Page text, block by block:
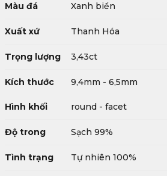
Màu đá Xanh biển
Xuất xứ Thanh Hóa
Trọng lượng 3,43ct
Kích thước 9,4mm - 6,5mm
Hình khối round - facet
Độ trong Sạch 99%
Tình trạng Tự nhiên 100%